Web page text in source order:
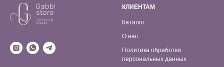
КЛИЕНТАМ
Каталог
О нас
Политика обработки
персональных данных